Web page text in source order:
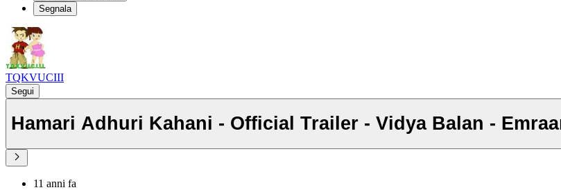
Segnala
TQKVUCIII
Segui
Hamari Adhuri Kahani - Official Trailer - Vidya Balan -
11 anni fa